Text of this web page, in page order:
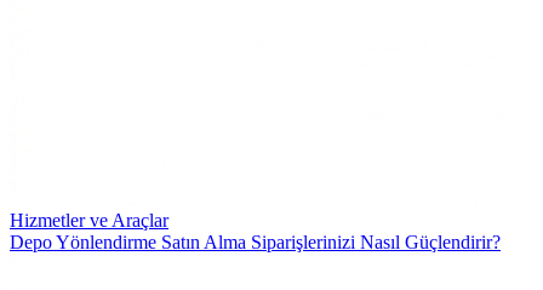
Hizmetler ve Araçlar
Depo Yönlendirme Satın Alma Siparişlerinizi Nasıl Güçlendirir?